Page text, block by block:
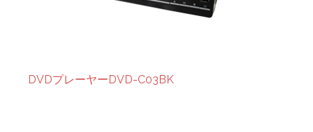
DVDプレーヤーDVD-C03BK